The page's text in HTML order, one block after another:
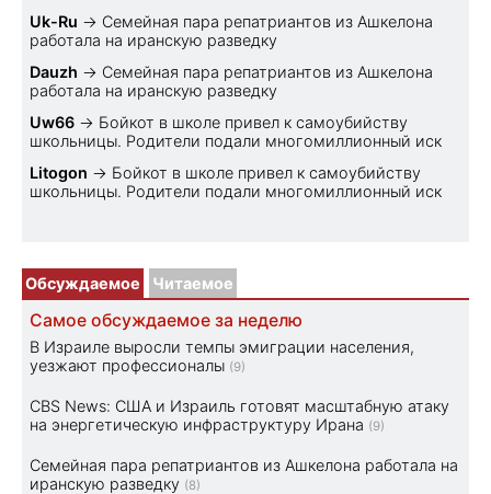
Uk-Ru → Семейная пара репатриантов из Ашкелона
работала на иранскую разведку
Dauzh → Семейная пара репатриантов из Ашкелона
работала на иранскую разведку
Uw66 → Бойкот в школе привел к самоубийству
школьницы. Родители подали многомиллионный иск
Litogon → Бойкот в школе привел к самоубийству
школьницы. Родители подали многомиллионный иск
Обсуждаемое Читаемое
Самое обсуждаемое за неделю
В Израиле выросли темпы эмиграции населения,
уезжают профессионалы (9)
CBS News: США и Израиль готовят масштабную атаку
на энергетическую инфраструктуру Ирана (9)
Семейная пара репатриантов из Ашкелона работала на
иранскую разведку (8)